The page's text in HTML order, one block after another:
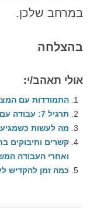
במרחב שלכן.
בהצלחה
אולי תאהב/י:
התמודדות עם
תרגיל 7: עבודה עם דמויות פנימיות וגישות "מורידות"
מה לעשות
קשרים וחיבוקים
ואחרי העבודה
כמה זמן להקדיש